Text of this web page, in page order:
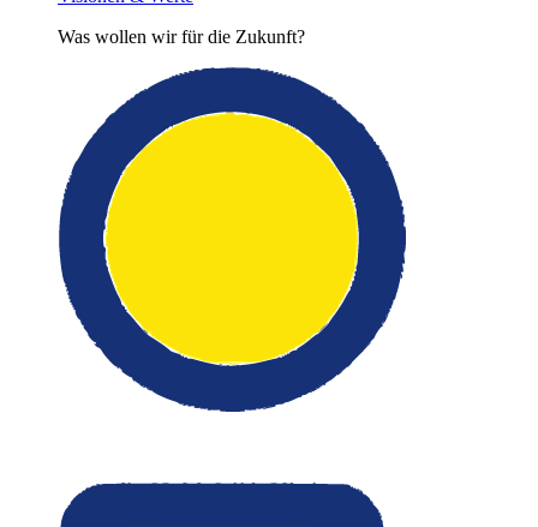
Was wollen wir für die Zukunft?